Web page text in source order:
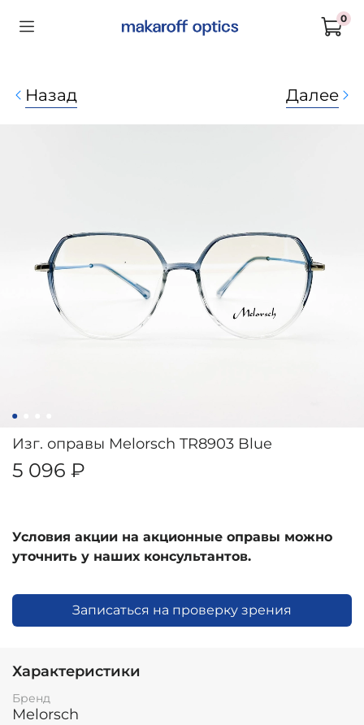
0
Назад Далее
Изг. оправы Melorsch TR8903 Blue
5 096 ₽
Условия акции на акционные оправы можно
уточнить у наших консультантов.
Записаться на проверку зрения
Характеристики
Бренд
Melorsch